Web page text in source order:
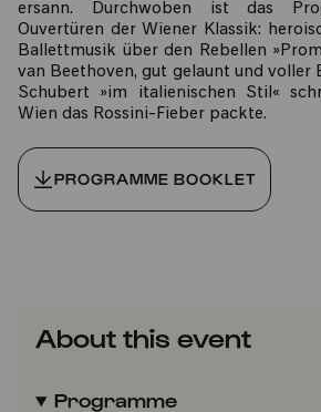
ersann. Durchwoben ist das
Ouvertüren der Wiener Klassik:
Ballettmusik über den Rebellen
van Beethoven, gut gelaunt und voller
Schubert »im italienischen Stil«
Wien das Rossini-Fieber packte.
PROGRAMME BOOKLET
About this event
Programme